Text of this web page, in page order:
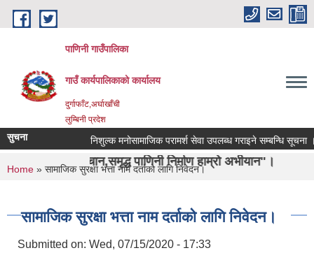
Skip to main content
पाणिनी गाउँपालिका
गाउँ कार्यपालिकाको कार्यालय
दुर्गाफाँट,अर्घाखाँची
लुम्बिनी प्रदेश
पाणिनी निर्माण हाम्रो अभीयान"।
सुचना निशुल्क मनोसामाजिक परामर्श सेवा उपलब्ध गराइने सम्बन्धि सूचना ।
You are here
Home » सामाजिक सुरक्षा भत्ता नाम दर्ताको लागि निवेदन।
सामाजिक सुरक्षा भत्ता नाम दर्ताको लागि निवेदन।
Submitted on: Wed, 07/15/2020 - 17:33